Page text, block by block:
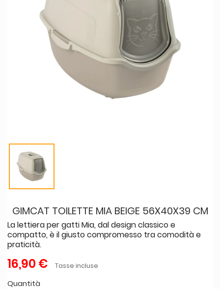
GIMCAT TOILETTE MIA BEIGE 56X40X39 CM
La lettiera per gatti Mia, dal design classico e
compatto, è il giusto compromesso tra comodità e
praticità.
16,90 € Tasse incluse
Quantità